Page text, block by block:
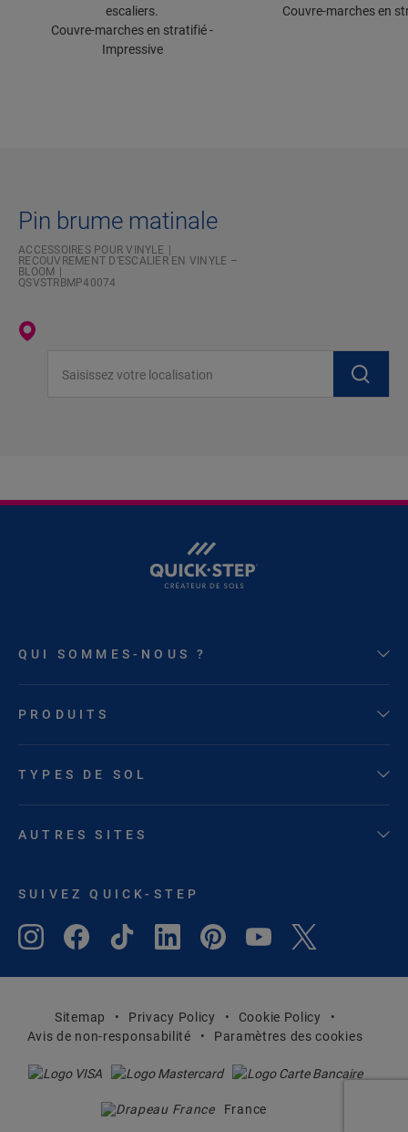
escaliers.
Couvre-marches en stratifié -
Impressive
Couvre-marches en
Pin brume matinale
ACCESSOIRES POUR VINYLE
RECOUVREMENT D’ESCALIER EN VINYLE –
BLOOM
QSVSTRBMP40074
QUI SOMMES-NOUS ?
PRODUITS
TYPES DE SOL
AUTRES SITES
SUIVEZ QUICK-STEP
Sitemap Privacy Policy
Cookie Policy
Avis de non-responsabilité
Paramètres des cookies
France